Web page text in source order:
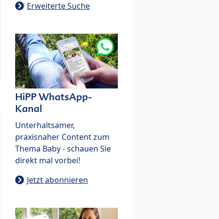
Erweiterte Suche
HiPP WhatsApp-
Kanal
Unterhaltsamer,
praxisnaher Content zum
Thema Baby - schauen Sie
direkt mal vorbei!
Jetzt abonnieren